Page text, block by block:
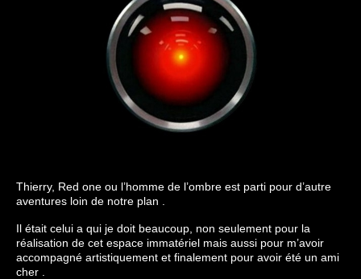
Thierry, Red one ou l’homme de l’ombre est parti pour d’autre
aventures loin de notre plan .
Il était celui a qui je doit beaucoup, non seulement pour la
réalisation de cet espace immatériel mais aussi pour m’avoir
accompagné artistiquement et finalement pour avoir été un ami
cher .